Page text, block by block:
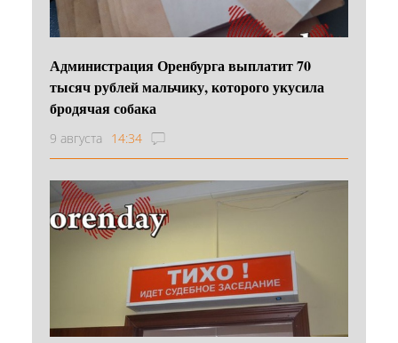
Администрация Оренбурга выплатит 70
тысяч рублей мальчику, которого укусила
бродячая собака
9 августа 14:34